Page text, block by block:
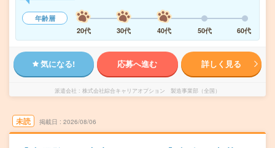
年齢層
20代
30代 40代 50代 60代
気になる! 応募へ進む 詳しく見る
派遣会社 株式会社綜合キャリアオプション 製造事業部（全国）
未読 掲載日 2026/08/06